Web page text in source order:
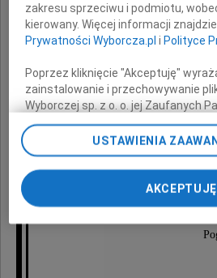
Uroczystości
Msza Święta
w kościele parafialnym
Po Mszy Świętej nastąpi ceremonia
gdzie urna
Prosimy o
Pamięć Zmarłego można
zakresu sprzeciwu i podmiotu,
kierowany. Więcej informacji
Prywatności Wyborcza.pl i Polityce
Poprzez kliknięcie "Akceptuję"
zainstalowanie i przechowywanie
Wyborczej sp. z o. o. jej Zaufanych
na Twoim urządzeniu końcowym.
chwili zmienić swoje preferencje dot.
ponownie wywołując narzędzie do
preferencjami dot. przetwarzania
odnośnik „Ustawienia prywatności”
przechodząc do sekcji „Ustawienia
USTAWIENIA
AKCEPTUJĘ